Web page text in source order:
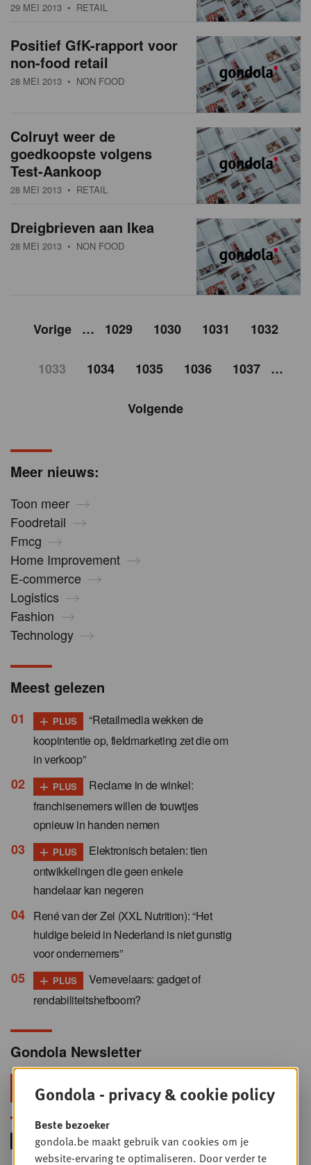
Meer nieuws:
Toon meer
Foodretail
Fmcg
Home Improvement
E-commerce
Logistics
Fashion
Technology
29 MEI 2013 • RETAIL
Positief GfK-rapport voor
non-food retail
28 MEI 2013 • NON FOOD
Colruyt weer de
goedkoopste volgens
Test-Aankoop
28 MEI 2013 • RETAIL
Dreigbrieven aan Ikea
28 MEI 2013 • NON FOOD
Vorige … 1029 1030 1031 1032
1033 1034 1035 1036 1037 …
Volgende
Meest gelezen
+ PLUS
“Retailmedia wekken de
koopintentie op, fieldmarketing zet die om
in verkoop”
+ PLUS
Reclame in de winkel:
franchisenemers willen de touwtjes
opnieuw in handen nemen
+ PLUS
Elektronisch betalen: tien
ontwikkelingen die geen enkele
handelaar kan negeren
René van der Zel (XXL Nutrition): “Het
huidige beleid in Nederland is niet gunstig
voor ondernemers”
+ PLUS
Vernevelaars: gadget of
rendabiliteitshefboom?
Gondola Newsletter
Blijf voorop in retail & foodservice!
Gondola - privacy & cookie policy
Beste bezoeker
gondola.be maakt gebruik van cookies om je
website-ervaring te optimaliseren. Door verder te